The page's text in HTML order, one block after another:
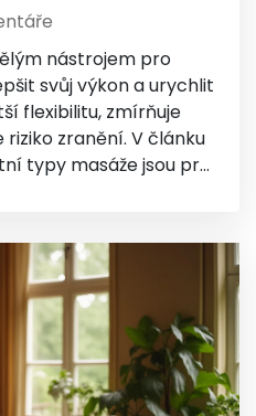
nástrojem pro
svůj výkon a urychlit
flexibilitu, zmírňuje
zranění. V článku
typy masáže jsou pro